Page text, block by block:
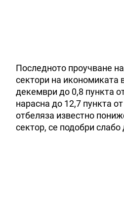
Последното проучване
сектори на икономиката
декември до 0,8 пункта
нарасна до 12,7 пункта
отбеляза известно
сектор, се подобри слабо